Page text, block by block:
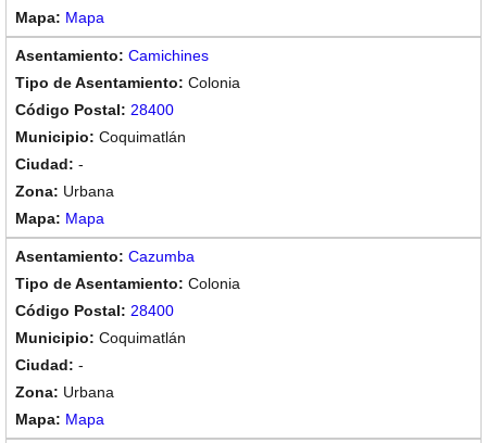
Mapa
Camichines
Colonia
28400
Coquimatlán
-
Urbana
Mapa
Cazumba
Colonia
28400
Coquimatlán
-
Urbana
Mapa